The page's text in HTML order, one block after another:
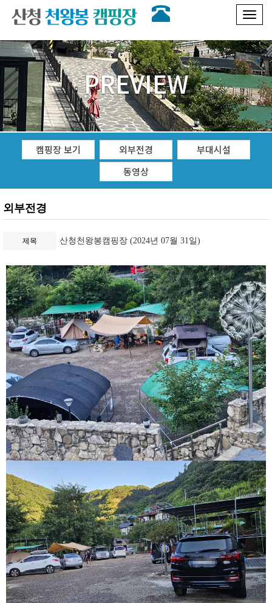
Toggle
PREVIEW
캠핑장 보기 외부전경
부대시설
동영상
외부전경
제목 산청천왕봉캠핑장 (2024년 07월 31일)